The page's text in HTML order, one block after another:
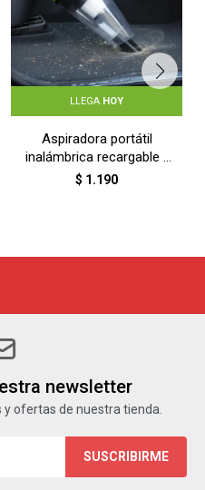
LLEGA HOY
Aspiradora portátil
inalámbrica recargable -
NEGRO
$ 1.190
newsletter
y ofertas de nuestra tienda.
SUSCRIBIRME